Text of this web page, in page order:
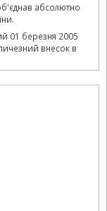
абсолютно
01 березня 2005
внесок в